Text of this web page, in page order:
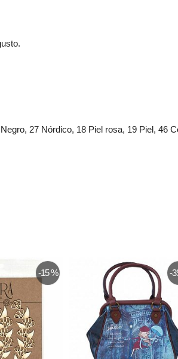
27 Nórdico, 18 Piel rosa, 19 Piel, 46
-15 % -